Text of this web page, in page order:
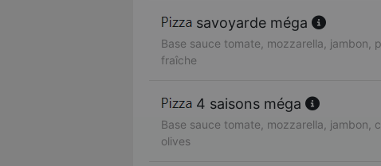
savoyarde méga
Base sauce tomate, mozzarella, jambon,
fraîche
4 saisons méga
Base sauce tomate, mozzarella, jambon,
olives